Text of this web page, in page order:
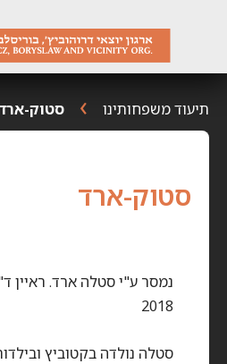
תיעוד משפחותינו סטוק-
סטוק-ארד
נמסר ע"י סטלה ארד. ראיין
2018
סטלה נולדה בקטוביץ